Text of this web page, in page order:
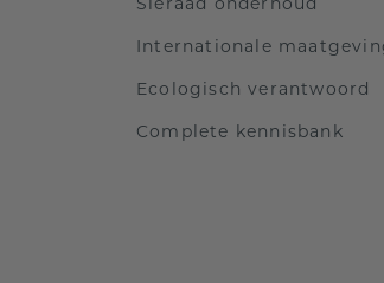
Internationale
Ecologisch verantwoord
Complete kennisbank